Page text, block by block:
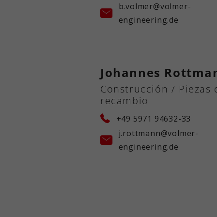
b.volmer@volmer-
engineering.de
Johannes
Construcción / Piezas
recambio
+49 5971 94632-33
j.rottmann@volmer-
engineering.de